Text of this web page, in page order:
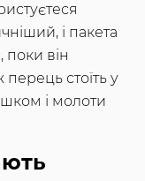
і пакета
поки він
стоїть у
і молоти